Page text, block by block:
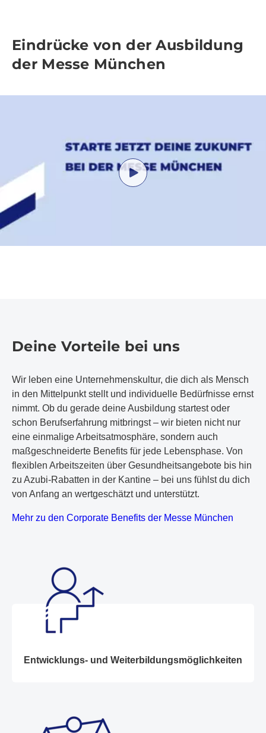
Eindrücke von der Ausbildung
der Messe München
Deine Vorteile bei uns
Wir leben eine Unternehmenskultur, die dich als Mensch
in den Mittelpunkt stellt und individuelle Bedürfnisse ernst
nimmt. Ob du gerade deine Ausbildung startest oder
schon Berufserfahrung mitbringst – wir bieten nicht nur
eine einmalige Arbeitsatmosphäre, sondern auch
maßgeschneiderte Benefits für jede Lebensphase. Von
flexiblen Arbeitszeiten über Gesundheitsangebote bis hin
zu Azubi-Rabatten in der Kantine – bei uns fühlst du dich
von Anfang an wertgeschätzt und unterstützt.
Mehr zu den Corporate Benefits der Messe München
Entwicklungs- und Weiterbildungsmöglichkeiten
Entwicklungs- und Weiterbildungsmöglichkeiten